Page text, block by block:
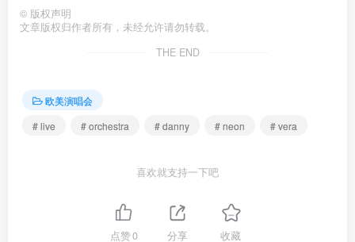
© 版权声明
文章版权归作者所有，未经允许请勿转载。
THE END
欧美演唱会
# live
# orchestra # danny # neon # vera
喜欢就支持一下吧
点赞0 分享 收藏